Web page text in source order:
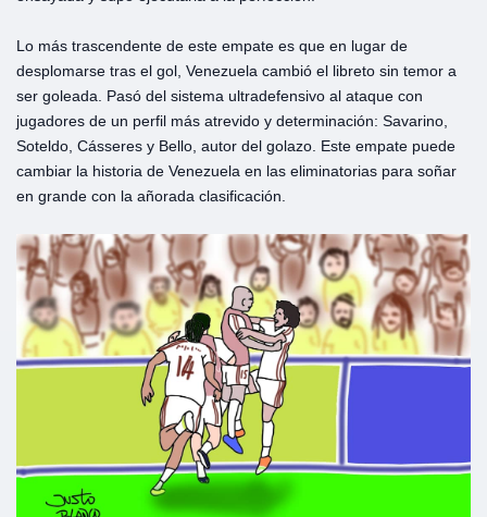
Lo más trascendente de este empate es que en lugar de
desplomarse tras el gol, Venezuela cambió el libreto sin temor a
ser goleada. Pasó del sistema ultradefensivo al ataque con
jugadores de un perfil más atrevido y determinación: Savarino,
Soteldo, Cásseres y Bello, autor del golazo. Este empate puede
cambiar la historia de Venezuela en las eliminatorias para soñar
en grande con la añorada clasificación.